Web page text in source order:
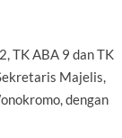
TK ABA 9 dan TK
Majelis,
dengan